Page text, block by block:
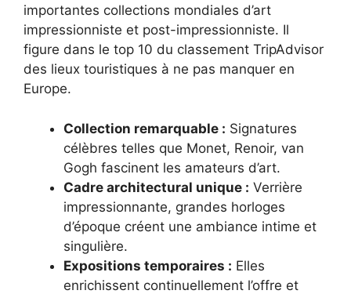
importantes collections mondiales d’art
impressionniste et post-impressionniste. Il
figure dans le top 10 du classement TripAdvisor
des lieux touristiques à ne pas manquer en
Europe.
Collection remarquable : Signatures
célèbres telles que Monet, Renoir, van
Gogh fascinent les amateurs d’art.
Cadre architectural unique : Verrière
impressionnante, grandes horloges
d’époque créent une ambiance intime et
singulière.
Expositions temporaires : Elles
enrichissent continuellement l’offre et